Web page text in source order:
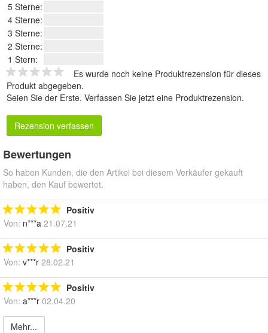
5 Sterne:
4 Sterne:
3 Sterne:
2 Sterne:
1 Stern:
Es wurde noch keine Produktrezension für dieses
Produkt abgegeben.
Seien Sie der Erste. Verfassen Sie jetzt eine Produktrezension.
Rezension verfassen
Bewertungen
So haben Kunden, die den Artikel bei diesem Verkäufer gekauft
haben, den Kauf bewertet.
Positiv
Von: n***a 21.07.21
Positiv
Von: v***r 28.02.21
Positiv
Von: a***r 02.04.20
Mehr...